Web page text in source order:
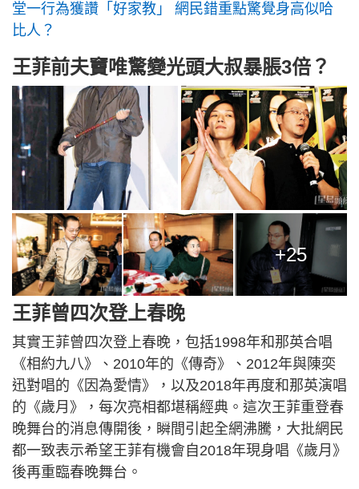
堂一行為獲讚「好家教」 網民錯重點驚覺身高似哈
比人？
王菲前夫竇唯驚變光頭大叔暴脹3倍？
+25
王菲曾四次登上春晚
其實王菲曾四次登上春晚，包括1998年和那英合唱
《相約九八》、2010年的《傳奇》、2012年與陳奕
迅對唱的《因為愛情》，以及2018年再度和那英演唱
的《歲月》，每次亮相都堪稱經典。這次王菲重登春
晚舞台的消息傳開後，瞬間引起全網沸騰，大批網民
都一致表示希望王菲有機會自2018年現身唱《歲月》
後再重臨春晚舞台。